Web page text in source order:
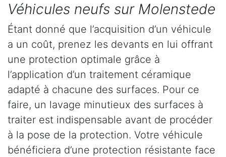
Véhicules neufs sur Molenstede
Étant donné que l’acquisition d’un véhicule
a un coût, prenez les devants en lui offrant
une protection optimale grâce à
l’application d’un traitement céramique
adapté à chacune des surfaces. Pour ce
faire, un lavage minutieux des surfaces à
traiter est indispensable avant de procéder
à la pose de la protection. Votre véhicule
bénéficiera d’une protection résistante face